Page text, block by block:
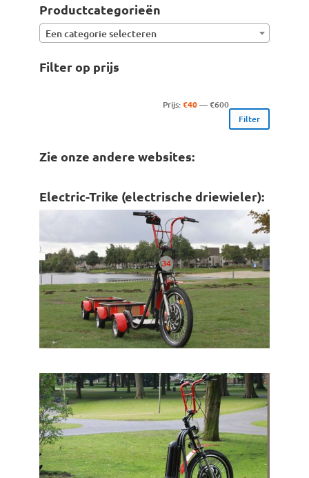
Productcategorieën
Een categorie selecteren
Filter op prijs
Filter
Prijs:€40—€600
Zie onze andere websites:
Electric-Trike (electrische driewieler):